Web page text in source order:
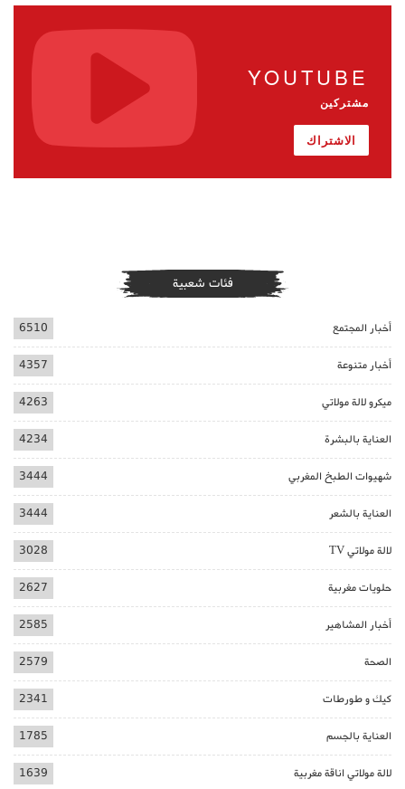
YOUTUBE
مشتركين
الاشتراك
فئات شعبية
أخبار المجتمع 6510
أخبار متنوعة 4357
ميكرو لالة مولاتي 4263
العناية بالبشرة 4234
شهيوات الطبخ المغربي 3444
العناية بالشعر 3444
لالة مولاتي TV 3028
حلويات مغربية 2627
أخبار المشاهير 2585
الصحة 2579
كيك و طورطات 2341
العناية بالجسم 1785
لالة مولاتي اناقة مغربية 1639